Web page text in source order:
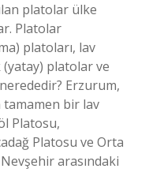
platolar ülke
Platolar
platoları, lav
platolar ve
Erzurum,
tamamen bir lav
Platosu,
Platosu ve Orta
arasındaki